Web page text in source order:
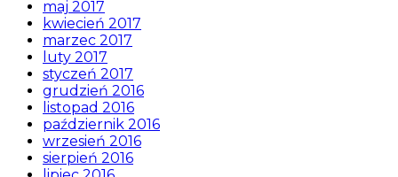
maj 2017
kwiecień 2017
marzec 2017
luty 2017
styczeń 2017
grudzień 2016
listopad 2016
październik 2016
wrzesień 2016
sierpień 2016